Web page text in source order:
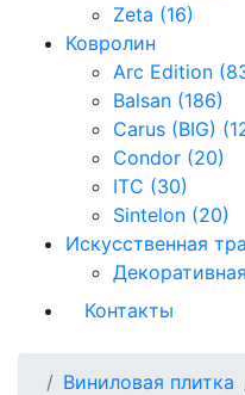
Zeta (16)
Ковролин
Arc Edition
Balsan (186)
Carus (BIG)
Condor (20)
ITC (30)
Sintelon (20)
Искусственная
Контакты
Виниловая плитка